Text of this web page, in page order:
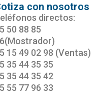
con nosotros
directos:
50 88 85
15 49 02 98 (Ventas)
35 44 35 35
35 44 35 42
55 77 96 33